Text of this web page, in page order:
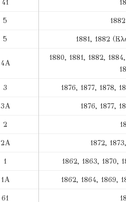
41
5
5 1881, 1882
4Α
1880, 1881, 1882,
3 1876, 1877, 1878,
3Α 1876, 1877,
2
2Α 1872,
1 1862, 1863, 1870,
1Α 1862, 1864, 1869,
61